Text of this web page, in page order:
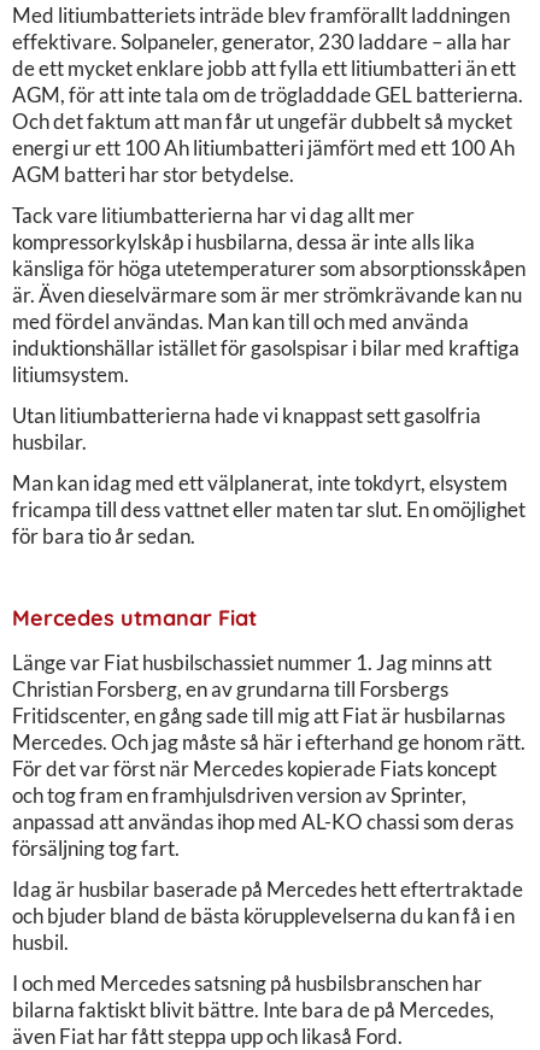
Med litiumbatteriets inträde blev framförallt laddningen
effektivare. Solpaneler, generator, 230 laddare – alla har
de ett mycket enklare jobb att fylla ett litiumbatteri än ett
AGM, för att inte tala om de trögladdade GEL batterierna.
Och det faktum att man får ut ungefär dubbelt så mycket
energi ur ett 100 Ah litiumbatteri jämfört med ett 100 Ah
AGM batteri har stor betydelse.
Tack vare litiumbatterierna har vi dag allt mer
kompressorkylskåp i husbilarna, dessa är inte alls lika
känsliga för höga utetemperaturer som absorptionsskåpen
är. Även dieselvärmare som är mer strömkrävande kan nu
med fördel användas. Man kan till och med använda
induktionshällar istället för gasolspisar i bilar med kraftiga
litiumsystem.
Utan litiumbatterierna hade vi knappast sett gasolfria
husbilar.
Man kan idag med ett välplanerat, inte tokdyrt, elsystem
fricampa till dess vattnet eller maten tar slut. En omöjlighet
för bara tio år sedan.
Mercedes utmanar Fiat
Länge var Fiat husbilschassiet nummer 1. Jag minns att
Christian Forsberg, en av grundarna till Forsbergs
Fritidscenter, en gång sade till mig att Fiat är husbilarnas
Mercedes. Och jag måste så här i efterhand ge honom rätt.
För det var först när Mercedes kopierade Fiats koncept
och tog fram en framhjulsdriven version av Sprinter,
anpassad att användas ihop med AL-KO chassi som deras
försäljning tog fart.
Idag är husbilar baserade på Mercedes hett eftertraktade
och bjuder bland de bästa körupplevelserna du kan få i en
husbil.
I och med Mercedes satsning på husbilsbranschen har
bilarna faktiskt blivit bättre. Inte bara de på Mercedes,
även Fiat har fått steppa upp och likaså Ford.